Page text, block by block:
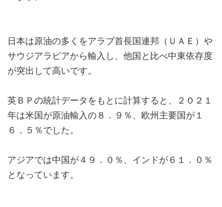
日本は原油の多くをアラブ首長国連邦（ＵＡＥ）や
サウジアラビアから輸入し、他国と比べ中東依存度
が突出して高いです。
英ＢＰの統計データをもとに計算すると、２０２１
年は米国が原油輸入の８．９％、欧州主要国が１
６．５％でした。
アジアでは中国が４９．０％、インドが６１．０％
となっています。